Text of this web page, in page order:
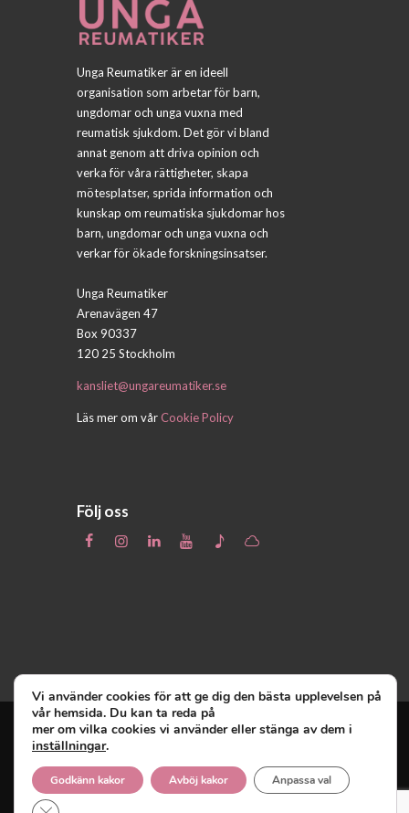
Unga Reumatiker är en ideell
organisation som arbetar för barn,
ungdomar och unga vuxna med
reumatisk sjukdom. Det gör vi bland
annat genom att driva opinion och
verka för våra rättigheter, skapa
mötesplatser, sprida information och
kunskap om reumatiska sjukdomar hos
barn, ungdomar och unga vuxna och
verkar för ökade forskningsinsatser.
Unga Reumatiker
Arenavägen 47
Box 90337
120 25 Stockholm
kansliet@ungareumatiker.se
Läs mer om vårCookie Policy
Följ oss
innehar upphovsrätten till denna site och
reserverar sig alla rättigheter därtill.
Vi använder cookies för att ge dig den bästa upplevelsen på
vår hemsida. Du kan ta reda på
mer om vilka cookies vi använder eller stänga av dem i
inställningar.
Godkänn kakor Avböj kakor Anpassa val
Close GDPR Cookie Banner